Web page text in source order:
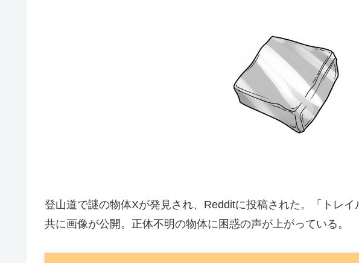
登山道で謎の物体Xが発見され、Redditに投稿された。「トレ
共に画像が公開。正体不明の物体に困惑の声が上がっている。